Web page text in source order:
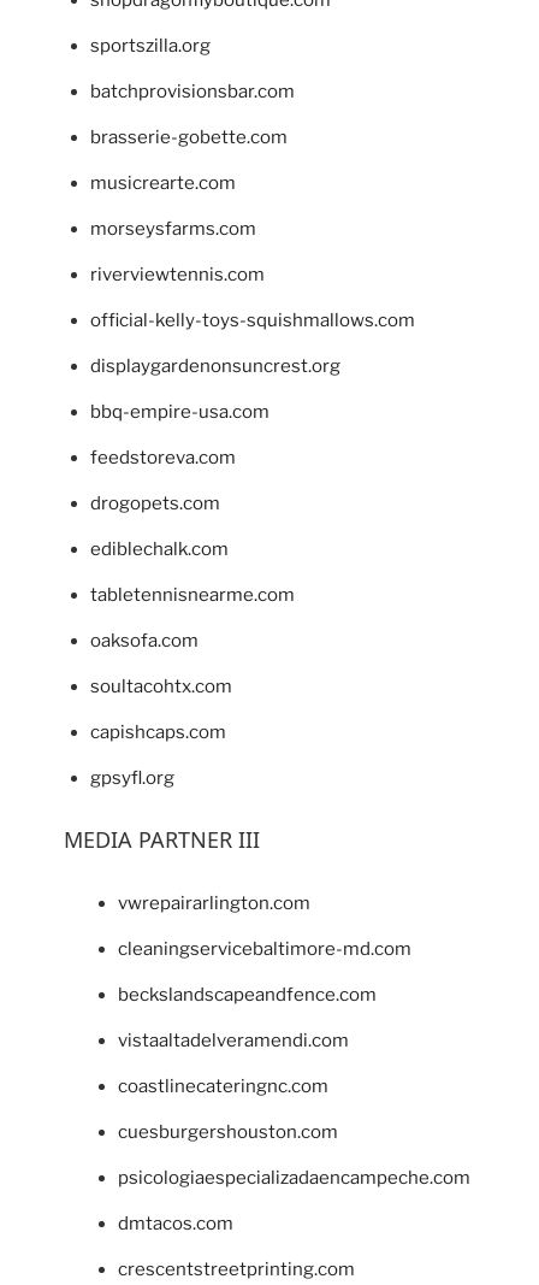
sportszilla.org
batchprovisionsbar.com
brasserie-gobette.com
musicrearte.com
morseysfarms.com
riverviewtennis.com
official-kelly-toys-squishmallows.com
displaygardenonsuncrest.org
bbq-empire-usa.com
feedstoreva.com
drogopets.com
ediblechalk.com
tabletennisnearme.com
oaksofa.com
soultacohtx.com
capishcaps.com
gpsyfl.org
MEDIA PARTNER III
vwrepairarlington.com
cleaningservicebaltimore-md.com
beckslandscapeandfence.com
vistaaltadelveramendi.com
coastlinecateringnc.com
cuesburgershouston.com
psicologiaespecializadaencampeche.com
dmtacos.com
crescentstreetprinting.com